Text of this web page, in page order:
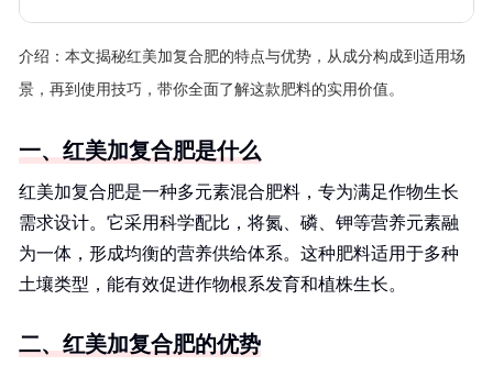
介绍： 本文揭秘红美加复合肥的特点与优势，从成分构成到适用场
景，再到使用技巧，带你全面了解这款肥料的实用价值。
一、红美加复合肥是什么
红美加复合肥是一种多元素混合肥料，专为满足作物生长
需求设计。它采用科学配比，将氮、磷、钾等营养元素融
为一体，形成均衡的营养供给体系。这种肥料适用于多种
土壤类型，能有效促进作物根系发育和植株生长。
二、红美加复合肥的优势